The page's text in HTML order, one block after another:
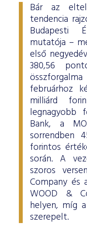
Bár az
tendencia
Budapesti
mutatója –
első
380,56
februárhoz
milliárd
legnagyobb
Bank, a
sorrendben
forintos
során. A
szoros
Company és
WOOD &
helyen, míg
szerepelt.